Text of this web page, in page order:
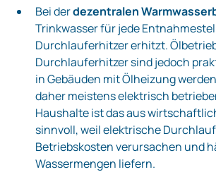
Bei derdezentralen
Trinkwasser für jede
Durchlauferhitzer erhitzt.
Durchlauferhitzer sind jedoch
in Gebäuden mit Ölheizung
daher meistens elektrisch
Haushalte ist das aus
sinnvoll, weil elektrische
Betriebskosten verursachen und
Wassermengen liefern.